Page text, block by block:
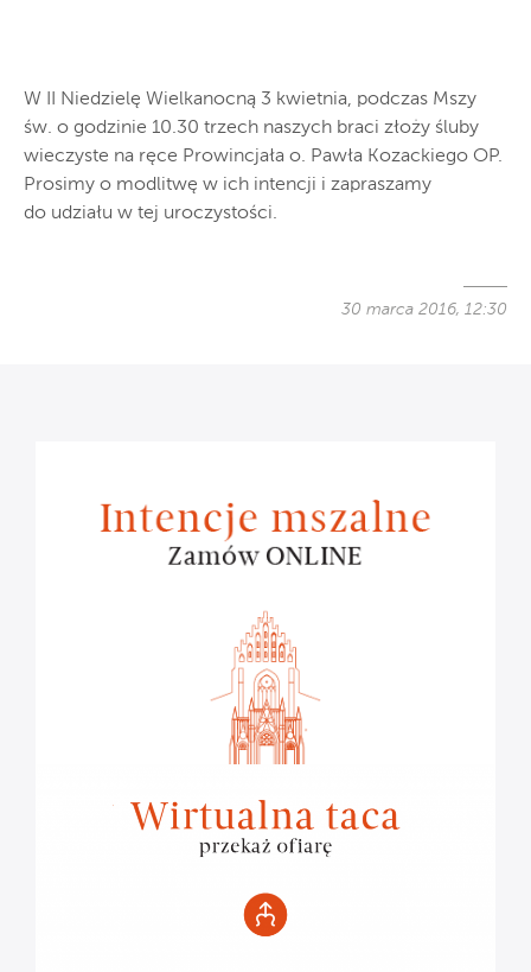
W II Niedzielę Wielkanocną 3 kwietnia, podczas Mszy
św. o godzinie 10.30 trzech naszych braci złoży śluby
wieczyste na ręce Prowincjała o. Pawła Kozackiego OP.
Prosimy o modlitwę w ich intencji i zapraszamy
do udziału w tej uroczystości.
30 marca 2016, 12:30